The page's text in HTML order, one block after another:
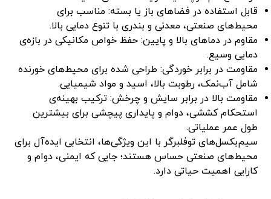
قابل استفاده در فضاهای باز یا بسته: مناسب برای
محیط‌های صنعتی، معدنی و بندری با تنوع دمایی بالا.
مقاوم در دماهای بالا و پایین: حفظ خواص مکانیکی در بازه‌ی
دمایی وسیع.
مقاومت در برابر خوردگی: طراحی شده برای محیط‌های خورنده
شامل آب‌نمک، رطوبت بالا، اسید و مواد شیمیایی.
مقاومت بالا در برابر سایش و چرخش: ترکیب بهینه‌ی
استحکام کششی، دوام و پایداری پیچشی برای بیشترین
طول عمر عملیاتی.
سیم‌بکسل‌های توفلبرگر با این ویژگی‌ها، انتخابی ایده‌آل برای
محیط‌های صنعتی حساس هستند؛ جایی که ایمنی، دوام و
کارایی اهمیت حیاتی دارد.